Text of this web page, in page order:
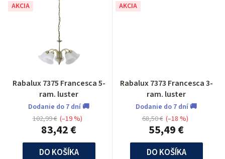
AKCIA
Rabalux 7375 Francesca 5-
ram. luster
Dodanie do 7 dní 🚚
83,42 €
102,99 € (–19 %)
DO KOŠÍKA
AKCIA
Rabalux 7373 Francesca 3-
ram. luster
Dodanie do 7 dní 🚚
55,49 €
68,50 € (–18 %)
DO KOŠÍKA